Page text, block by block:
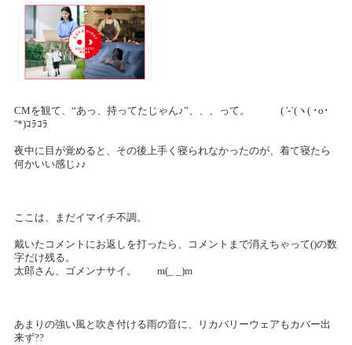
CMを観て、“あっ、持ってたじゃん♪”、、、って。 ( '-´(ヽ( ･ο･
˘*)ｺﾗｺﾗ
夜中に目が覚めると、その後上手く寝られなかったのが、着て寝たら
何かいい感じ♪♪
ここは、まだイマイチ不調。
戴いたコメントにお返しを打ったら、コメントまで消えちゃって()の数
字だけ残る。
太郎さん、ゴメンナサイ。 m(_ _)m
あまりの強い風と吹き付ける雨の音に、リカバリーウェアもカバー出
来ず??